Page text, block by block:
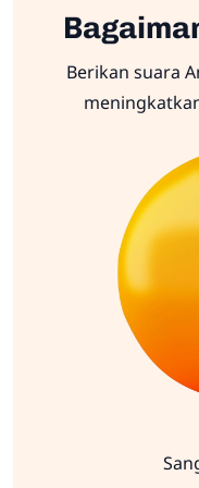
Berikan suara